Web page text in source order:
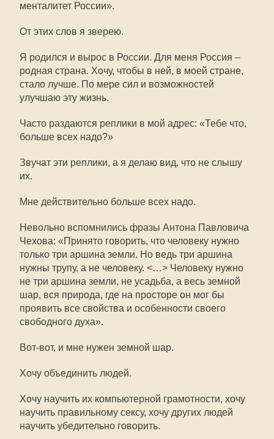
менталитет России».
От этих слов я зверею.
Я родился и вырос в России. Для меня Россия –
родная страна. Хочу, чтобы в ней, в моей стране,
стало лучше. По мере сил и возможностей
улучшаю эту жизнь.
Часто раздаются реплики в мой адрес: «Тебе что,
больше всех надо?»
Звучат эти реплики, а я делаю вид, что не слышу
их.
Мне действительно больше всех надо.
Невольно вспомнились фразы Антона Павловича
Чехова: «Принято говорить, что человеку нужно
только три аршина земли. Но ведь три аршина
нужны трупу, а не человеку. <…> Человеку нужно
не три аршина земли, не усадьба, а весь земной
шар, вся природа, где на просторе он мог бы
проявить все свойства и особенности своего
свободного духа».
Вот-вот, и мне нужен земной шар.
Хочу объединить людей.
Хочу научить их компьютерной грамотности, хочу
научить правильному сексу, хочу других людей
научить убедительно говорить.